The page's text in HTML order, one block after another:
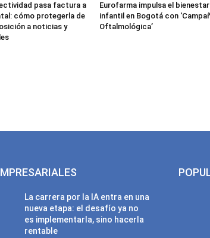
pasa factura a
cómo protegerla de
a noticias y
Eurofarma impulsa el bienestar
infantil en Bogotá con
Oftalmológica’
La carrera por la IA entra en una
nueva etapa: el desafío ya no
es implementarla, sino hacerla
rentable